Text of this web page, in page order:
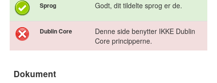
Sprog Godt, dit tildelte sprog er de.
Dublin Core
Denne side benytter IKKE Dublin
Core principperne.
Dokument